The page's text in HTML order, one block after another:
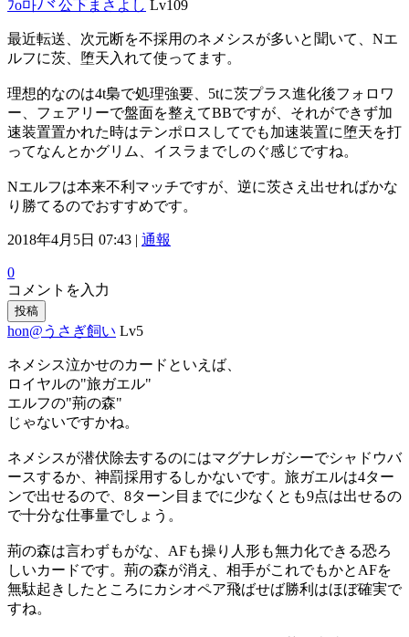
ﾌo마ﾉヾ公下まさよし Lv109
最近転送、次元断を不採用のネメシスが多いと聞いて、Nエ
ルフに茨、堕天入れて使ってます。
理想的なのは4t梟で処理強要、5tに茨プラス進化後フォロワ
ー、フェアリーで盤面を整えてBBですが、それができず加
速装置置かれた時はテンポロスしてでも加速装置に堕天を打
ってなんとかグリム、イスラまでしのぐ感じですね。
Nエルフは本来不利マッチですが、逆に茨さえ出せればかな
り勝てるのでおすすめです。
2018年4月5日 07:43 | 通報
0
コメントを入力
投稿
hon@うさぎ飼い Lv5
ネメシス泣かせのカードといえば、
ロイヤルの"旅ガエル"
エルフの"荊の森"
じゃないですかね。
ネメシスが潜伏除去するのにはマグナレガシーでシャドウバ
ースするか、神罰採用するしかないです。旅ガエルは4ター
ンで出せるので、8ターン目までに少なくとも9点は出せるの
で十分な仕事量でしょう。
荊の森は言わずもがな、AFも操り人形も無力化できる恐ろ
しいカードです。荊の森が消え、相手がこれでもかとAFを
無駄起きしたところにカシオペア飛ばせば勝利はほぼ確実で
すね。